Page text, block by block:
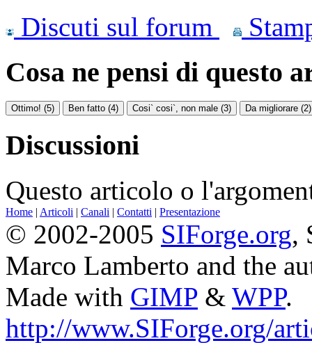
Discuti sul forum
Cosa ne pensi di questo
Discussioni
Questo articolo o
Home | Articoli | Canali | Contatti | Presentazione
© 2002-2005 SIForge.org,
Marco Lamberto and the
Made with GIMP & WPP.
http://www.SIForge.org/